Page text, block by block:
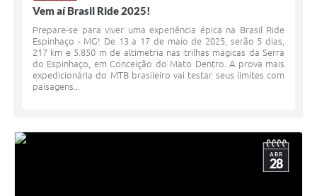
Vem aí Brasil Ride 2025!
Prepare-se para viver uma experiência épica na Brasil Ride
Espinhaço - MG! De 13 a 17 de maio de 2025, serão 5 dias,
217 km e 5.850 m de altimetria nas trilhas mágicas da Serra
do Espinhaço, em Conceição do Mato Dentro. A prova mais
expedicionária do MTB brasileiro vai testar seus limites com
paisagens...
ABR
28